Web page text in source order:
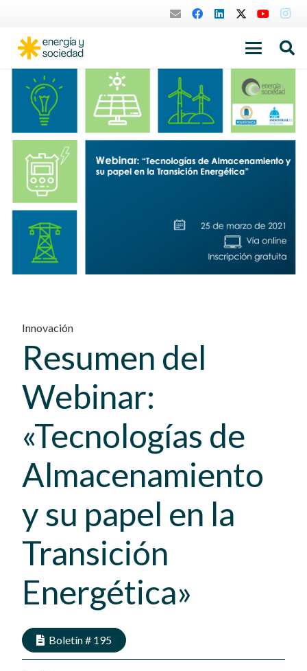
Innovación
Resumen del
Webinar:
«Tecnologías de
Almacenamiento
y su papel en la
Transición
Energética»
Boletín # 195